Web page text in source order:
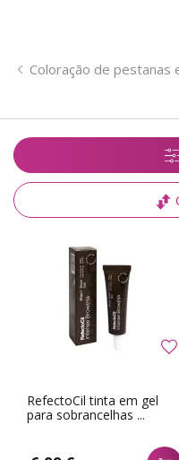
Coloração de pestanas
RefectoCil tinta em gel
para sobrancelhas ...